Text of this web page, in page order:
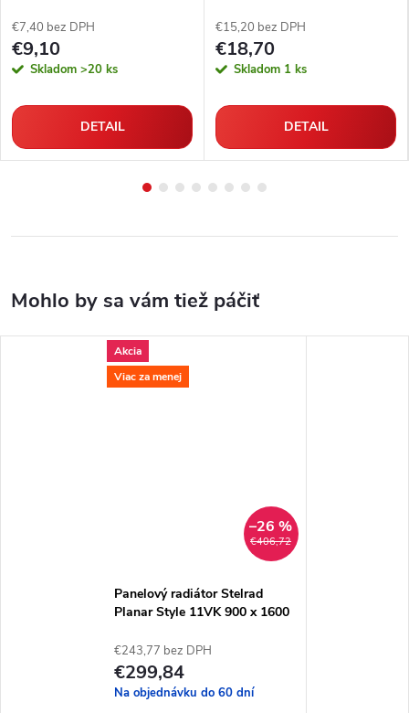
€7,40 bez DPH
€9,10
Skladom >20 ks
DETAIL
€15,20 bez DPH
€18,70
Skladom 1 ks
DETAIL
Akcia
Viac za menej
€406,72
–26 %
Panelový radiátor Stelrad
Planar Style 11VK 900 x 1600
€243,77 bez DPH
€299,84
Na objednávku do 60 dní